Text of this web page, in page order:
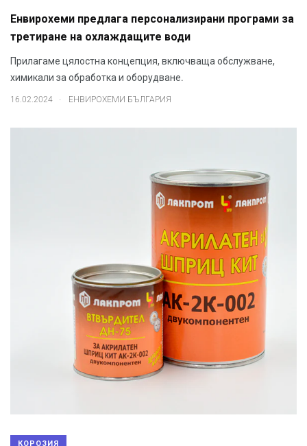
Енвирохеми предлага персонализирани програми за
третиране на охлаждащите води
Прилагаме цялостна концепция, включваща обслужване,
химикали за обработка и оборудване.
16.02.2024 . ЕНВИРОХЕМИ БЪЛГАРИЯ
КОРОЗИЯ